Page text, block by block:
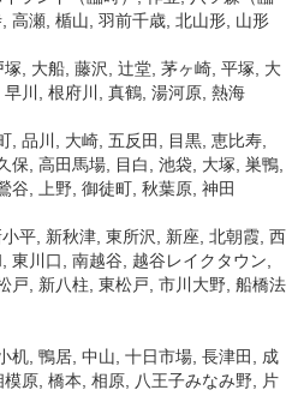
高瀬, 楯山, 羽前千歳, 北山形, 山形
, 大船, 藤沢, 辻堂, 茅ヶ崎, 平塚, 大
川, 根府川, 真鶴, 湯河原, 熱海
, 品川, 大崎, 五反田, 目黒, 恵比寿,
保, 高田馬場, 目白, 池袋, 大塚, 巣鴨,
谷, 上野, 御徒町, 秋葉原, 神田
平, 新秋津, 東所沢, 新座, 北朝霞, 西
東川口, 南越谷, 越谷レイクタウン,
戸, 新八柱, 東松戸, 市川大野, 船橋法
机, 鴨居, 中山, 十日市場, 長津田, 成
原, 橋本, 相原, 八王子みなみ野, 片